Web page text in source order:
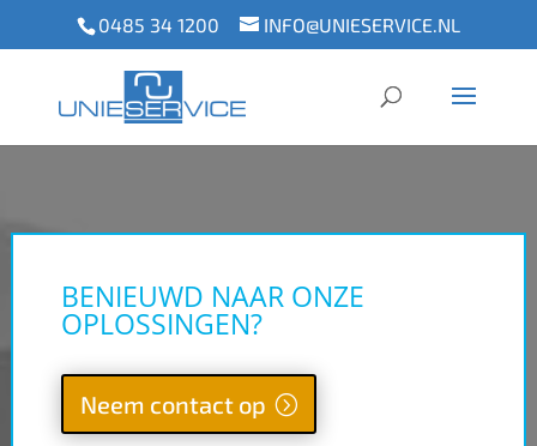
0485 34 1200 INFO@UNIESERVICE.NL
BENIEUWD NAAR ONZE
OPLOSSINGEN?
Neem contact op